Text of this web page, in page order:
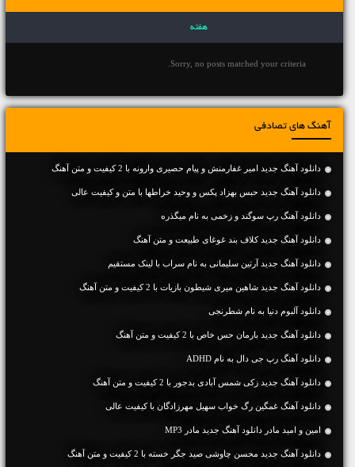
هفته
Sorry, no posts matched your criteria.
آهنگ های تصادفی
دانلود آهنگ جديد امیر غفارمنش و پیام حصیری وارونه با 2 کیفیت و متن آهنگ
دانلود آهنگ جديد حبس بهزاد پکس و وحید خراطها با متن و کیفیت عالی
دانلود آهنگ رپ سوگند و زخمی به نام میگذره
دانلود آهنگ جديد کلاف بند غوغای طبیعت و متن آهنگ
دانلود آهنگ جديد آرتین سلیمانی به نام سراب با لینک مستقیم
دانلود آهنگ جديد شاهین میری شیطون بازیات با 2 کیفیت و متن آهنگ
دانلود آلبوم دنیا به نام شطرنجی
دانلود آهنگ جديد بارمان حس خاص با 2 کیفیت و متن آهنگ
دانلود آهنگ رپ جی دال به نام ADHD
دانلود آهنگ جديد زکی شمس آبادی بدجور با 2 کیفیت و متن آهنگ
دانلود آهنگ غمگین رگ خواب سهیل مهرزادگان با کیفیت عالی
امین و امید مادر دانلود آهنگ جدید مادر MP3
دانلود آهنگ جديد محسن چاوشی صید جگر خسته با 2 کیفیت و متن آهنگ